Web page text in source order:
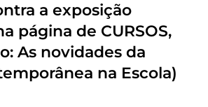
a exposição
página de CURSOS,
As novidades da
na Escola)